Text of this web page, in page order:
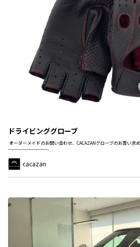
ドライビンググローブ
オーダーメイドのお問い合わせ、CACAZANグローブのお
─────────...
cacazan